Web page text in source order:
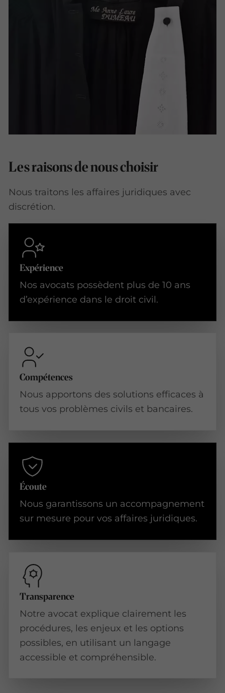
Les raisons de nous choisir
Nous traitons les affaires juridiques avec
discrétion.
Expérience
Nos avocats possèdent plus de 10 ans
d’expérience dans le droit civil.
Compétences
Nous apportons des solutions efficaces à
tous vos problèmes civils et bancaires.
Écoute
Nous garantissons un accompagnement
sur mesure pour vos affaires juridiques.
Transparence
Notre avocat explique clairement les
procédures, les enjeux et les options
possibles, en utilisant un langage
accessible et compréhensible.